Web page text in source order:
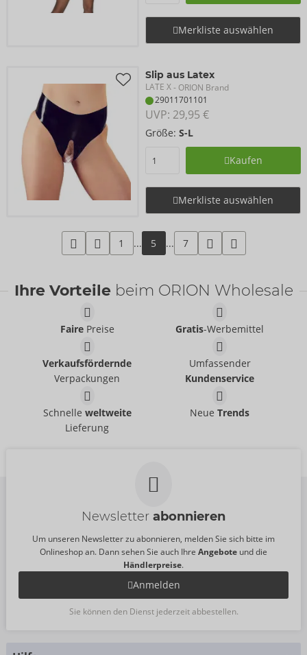
Merkliste auswählen
Slip aus Latex
LATE X- ORION Brand
29011701101
UVP: 29,95 €
Größe: S-L
Kaufen
Merkliste auswählen
1 ... 5 ... 7
Ihre Vorteile beim ORION Wholesale
FairePreise Gratis-Werbemittel
Verkaufsfördernde
Verpackungen
Umfassender
Kundenservice
Schnelle weltweite
Lieferung
NeueTrends
Newsletter abonnieren
Um unseren Newsletter zu abonnieren, melden Sie sich bitte im
Onlineshop an. Dann sehen Sie auch Ihre Angebote und die
Händlerpreise.
Anmelden
Sie können den Dienst jederzeit abbestellen.